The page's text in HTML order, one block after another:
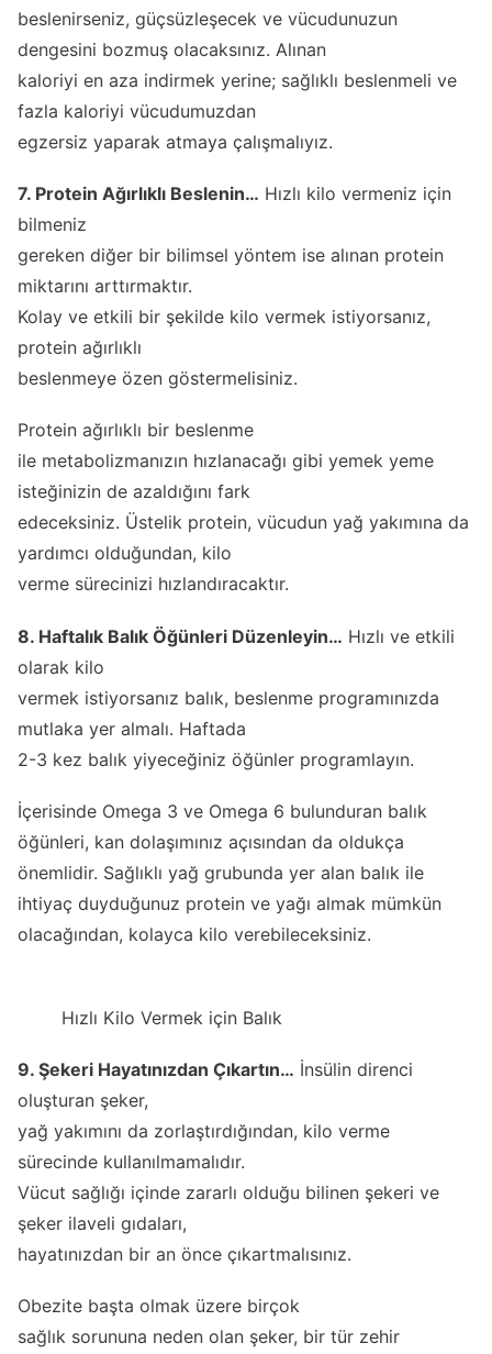
beslenirseniz, güçsüzleşecek ve vücudunuzun
dengesini bozmuş olacaksınız. Alınan
kaloriyi en aza indirmek yerine; sağlıklı beslenmeli ve
fazla kaloriyi vücudumuzdan
egzersiz yaparak atmaya çalışmalıyız.
7. Protein Ağırlıklı Beslenin… Hızlı kilo vermeniz için
bilmeniz
gereken diğer bir bilimsel yöntem ise alınan protein
miktarını arttırmaktır.
Kolay ve etkili bir şekilde kilo vermek istiyorsanız,
protein ağırlıklı
beslenmeye özen göstermelisiniz.
Protein ağırlıklı bir beslenme
ile metabolizmanızın hızlanacağı gibi yemek yeme
isteğinizin de azaldığını fark
edeceksiniz. Üstelik protein, vücudun yağ yakımına da
yardımcı olduğundan, kilo
verme sürecinizi hızlandıracaktır.
8. Haftalık Balık Öğünleri Düzenleyin… Hızlı ve etkili
olarak kilo
vermek istiyorsanız balık, beslenme programınızda
mutlaka yer almalı. Haftada
2-3 kez balık yiyeceğiniz öğünler programlayın.
İçerisinde Omega 3 ve Omega 6 bulunduran balık
öğünleri, kan dolaşımınız açısından da oldukça
önemlidir. Sağlıklı yağ grubunda yer alan balık ile
ihtiyaç duyduğunuz protein ve yağı almak mümkün
olacağından, kolayca kilo verebileceksiniz.
Hızlı Kilo Vermek için Balık
9. Şekeri Hayatınızdan Çıkartın… İnsülin direnci
oluşturan şeker,
yağ yakımını da zorlaştırdığından, kilo verme
sürecinde kullanılmamalıdır.
Vücut sağlığı içinde zararlı olduğu bilinen şekeri ve
şeker ilaveli gıdaları,
hayatınızdan bir an önce çıkartmalısınız.
Obezite başta olmak üzere birçok
sağlık sorununa neden olan şeker, bir tür zehir